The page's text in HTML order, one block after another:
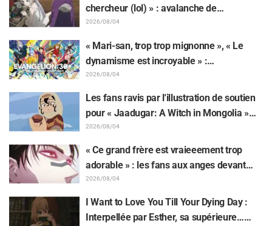
chercheur (lol) » : avalanche de
moqueries affectueuses face à la peluche
de Frieren piégée par un Mimique lors
d'une exposition de « Frieren »
2026/08/04
« Mari-san, trop trop mignonne », « Le
dynamisme est incroyable » :
retentissement suite au dévoilement d'un
superbe dessin de Hidenori Matsubara
représentant les trois filles de « Neon
Genesis Evangelion » en combinaison
2026/08/04
Les fans ravis par l'illustration de soutien
pour « Jaadugar: A Witch in Mongolia »
dessinée par l'auteur de « Yowamushi
Pedal » : « Voilà ce qui se passe quand la
personne avec le style le plus différent
2026/08/04
« Ce grand frère est vraieeement trop
adorable » : les fans aux anges devant
Choso se rapprochant de Yūji Itadori sur
l'illustration inédite de l'exposition de
l'anime « JUJUTSU KAISEN »
2026/08/04
I Want to Love You Till Your Dying Day :
Interpellée par Esther, sa supérieure…